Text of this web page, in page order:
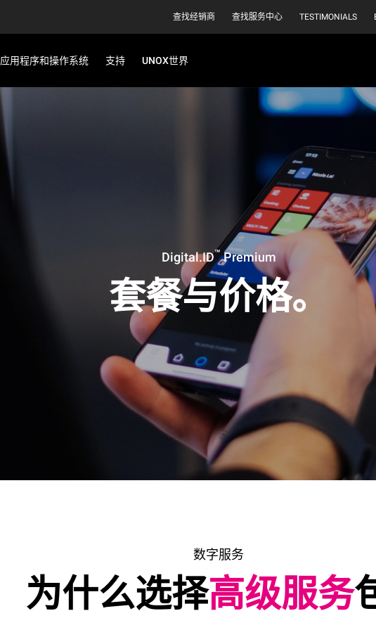
查找经销商 查找服务中心 TESTIMONIALS
应用程序和操作系统 支持 UNOX世界
Digital.ID™Premium
套餐与价格。
数字服务
为什么选择高级服务